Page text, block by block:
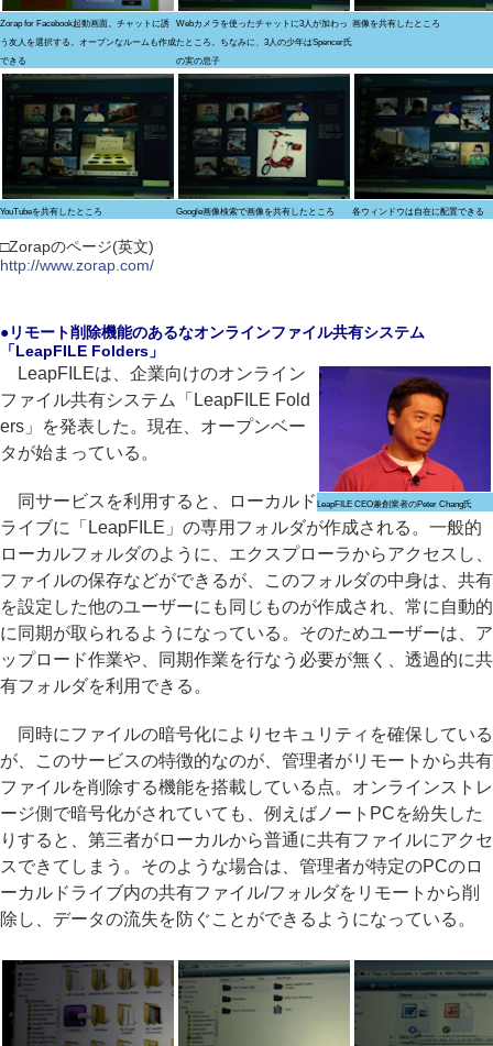
Zorap for Facebook起動画面。チャットに誘
う友人を選択する。オープンなルームも作成
できる
Webカメラを使ったチャットに3人が加わっ
たところ。ちなみに、3人の少年はSpencer氏
の実の息子
画像を共有したところ
YouTubeを共有したところ Google画像検索で画像を共有したところ 各ウィンドウは自在に配置できる
□Zorapのページ(英文)
http://www.zorap.com/
●リモート削除機能のあるなオンラインファイル共有システム
「LeapFILE Folders」
LeapFILE CEO兼創業者のPeter Chang氏
LeapFILEは、企業向けのオンライン
ファイル共有システム「LeapFILE Fold
ers」を発表した。現在、オープンベー
タが始まっている。
同サービスを利用すると、ローカルド
ライブに「LeapFILE」の専用フォルダが作成される。一般的
ローカルフォルダのように、エクスプローラからアクセスし、
ファイルの保存などができるが、このフォルダの中身は、共有
を設定した他のユーザーにも同じものが作成され、常に自動的
に同期が取られるようになっている。そのためユーザーは、ア
ップロード作業や、同期作業を行なう必要が無く、透過的に共
有フォルダを利用できる。
同時にファイルの暗号化によりセキュリティを確保している
が、このサービスの特徴的なのが、管理者がリモートから共有
ファイルを削除する機能を搭載している点。オンラインストレ
ージ側で暗号化がされていても、例えばノートPCを紛失した
りすると、第三者がローカルから普通に共有ファイルにアクセ
スできてしまう。そのような場合は、管理者が特定のPCのロ
ーカルドライブ内の共有ファイル/フォルダをリモートから削
除し、データの流失を防ぐことができるようになっている。